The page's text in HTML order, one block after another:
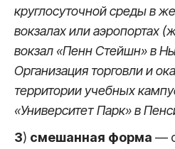
круглосуточной среды в
вокзалах или аэропортах
вокзал «Пенн Стейшн» в
Организация торговли и
территории учебных
«Университет Парк» в
3) смешанная форма —